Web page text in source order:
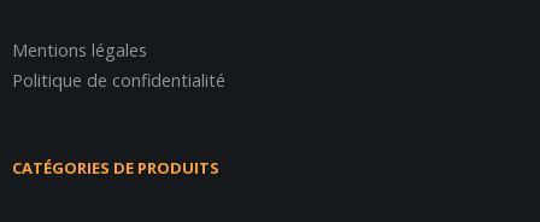
Mentions légales
Politique de confidentialité
CATÉGORIES DE PRODUITS